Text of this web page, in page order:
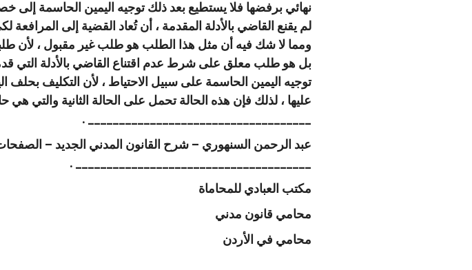
نهائي برفضها فلا يستطيع بعد ذلك توجيه اليمين الحاسمة إلى
لم يقنع القاضي بالأدلة المقدمة ، أن تُعاد القضية إلى
ومما لا شك فيه أن مثل هذا الطلب هو طلب غير مقبول ، لأن
بل هو طلب معلق على شرط عدم اقتناع القاضي بالأدلة التي
توجيه اليمين الحاسمة على سبيل الاحتياط ، لأن التكليف بحلف
عليها ، لذلك فإن هذه الحالة تحمل على الحالة الثانية والتي هي
____________________________________ .
عبد الرحمن السنهوري – شرح القانون المدني الجديد – الصفحات من ( 534 ) إلى ( 537 )
______________________________________ .
مكتب العبادي للمحاماة
محامي قانون مدني
محامي في الأردن